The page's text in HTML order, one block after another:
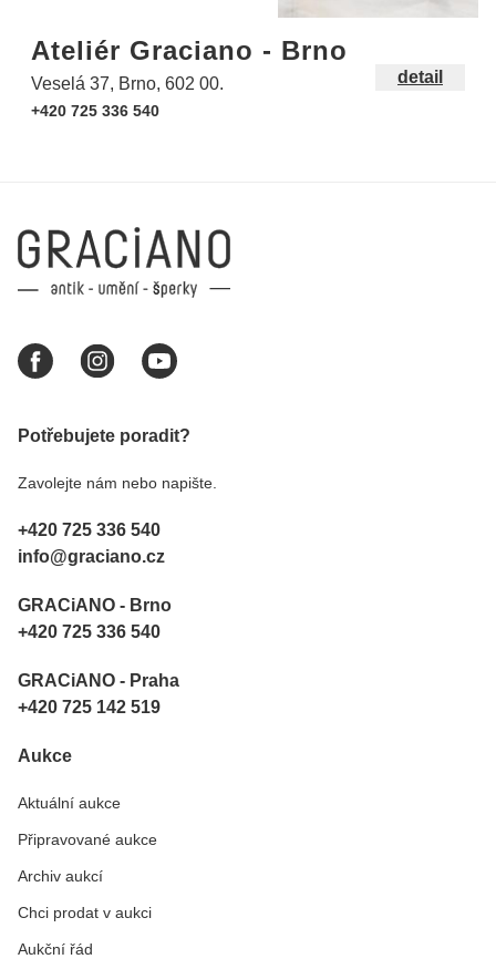
Ateliér Graciano - Brno
Veselá 37, Brno, 602 00.
+420 725 336 540
detail
Potřebujete poradit?
Zavolejte nám nebo napište.
+420 725 336 540
info@graciano.cz
GRACiANO - Brno
+420 725 336 540
GRACiANO - Praha
+420 725 142 519
Aukce
Aktuální aukce
Připravované aukce
Archiv aukcí
Chci prodat v aukci
Aukční řád